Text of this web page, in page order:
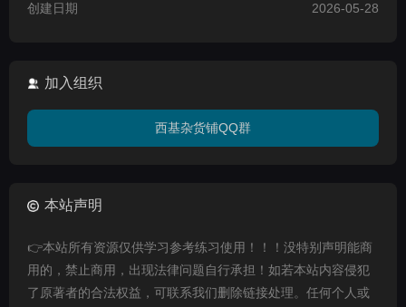
创建日期 2026-05-28
加入组织
西基杂货铺QQ群
本站声明
👉本站所有资源仅供学习参考练习使用！！！没特别声明能商
用的，禁止商用，出现法律问题自行承担！如若本站内容侵犯
了原著者的合法权益，可联系我们删除链接处理。任何个人或